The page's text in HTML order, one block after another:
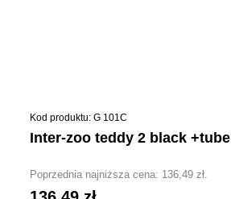
Kod produktu: G 101C
inter-zoo teddy 2 black +tube
Poprzednia najniższa cena: 136,49zł.